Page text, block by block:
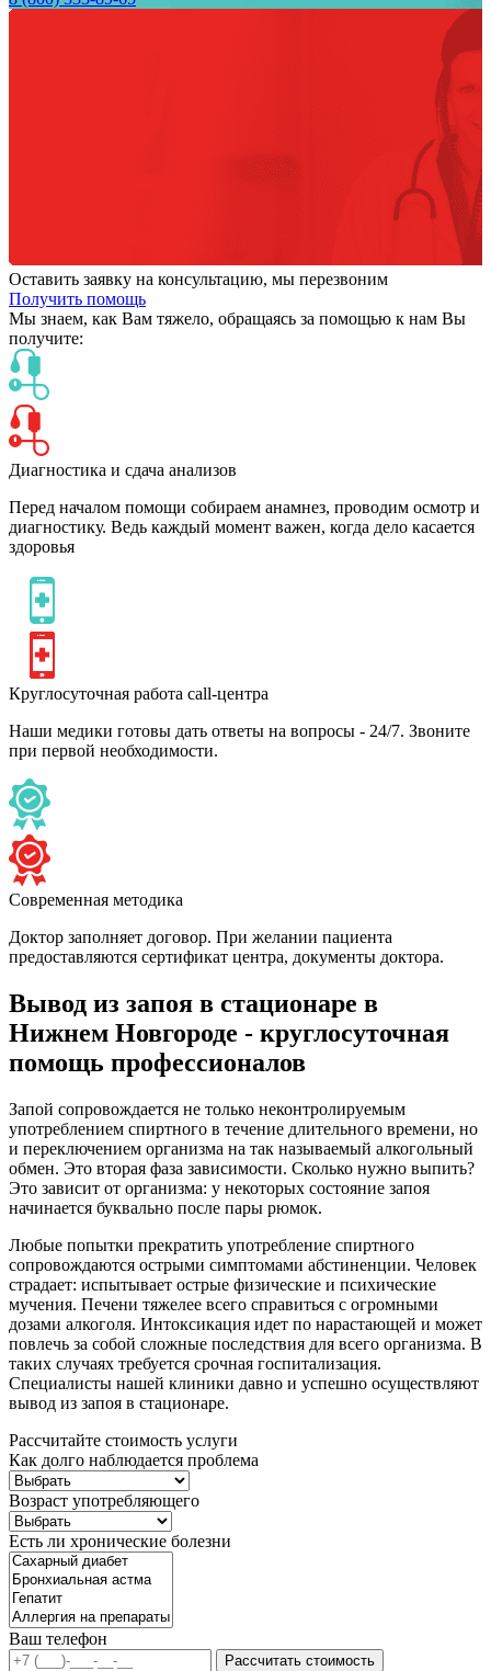
Оставить заявку на консультацию, мы перезвоним
Получить помощь
Мы знаем, как Вам тяжело, обращаясь за помощью к нам Вы
получите:
Диагностика и сдача анализов
Перед началом помощи собираем анамнез, проводим осмотр и
диагностику. Ведь каждый момент важен, когда дело касается
здоровья
Круглосуточная работа call-центра
Наши медики готовы дать ответы на вопросы - 24/7. Звоните
при первой необходимости.
Современная методика
Доктор заполняет договор. При желании пациента
предоставляются сертификат центра, документы доктора.
Вывод из запоя в стационаре в
Нижнем Новгороде - круглосуточная
помощь профессионалов
Запой сопровождается не только неконтролируемым
употреблением спиртного в течение длительного времени, но
и переключением организма на так называемый алкогольный
обмен. Это вторая фаза зависимости. Сколько нужно выпить?
Это зависит от организма: у некоторых состояние запоя
начинается буквально после пары рюмок.
Любые попытки прекратить употребление спиртного
сопровождаются острыми симптомами абстиненции. Человек
страдает: испытывает острые физические и психические
мучения. Печени тяжелее всего справиться с огромными
дозами алкоголя. Интоксикация идет по нарастающей и может
повлечь за собой сложные последствия для всего организма. В
таких случаях требуется срочная госпитализация.
Специалисты нашей клиники давно и успешно осуществляют
вывод из запоя в стационаре.
Рассчитайте стоимость услуги
Как долго наблюдается проблема
Возраст употребляющего
Есть ли хронические болезни
Ваш телефон
Рассчитать стоимость